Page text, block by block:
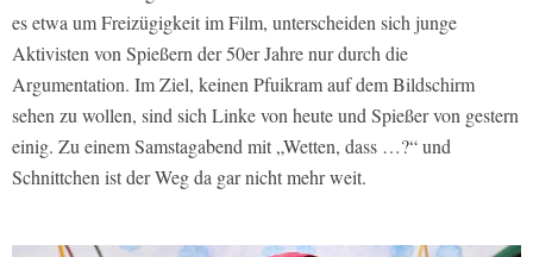
es etwa um Freizügigkeit im Film, unterscheiden sich junge
Aktivisten von Spießern der 50er Jahre nur durch die
Argumentation. Im Ziel, keinen Pfuikram auf dem Bildschirm
sehen zu wollen, sind sich Linke von heute und Spießer von gestern
einig. Zu einem Samstagabend mit „Wetten, dass …?“ und
Schnittchen ist der Weg da gar nicht mehr weit.